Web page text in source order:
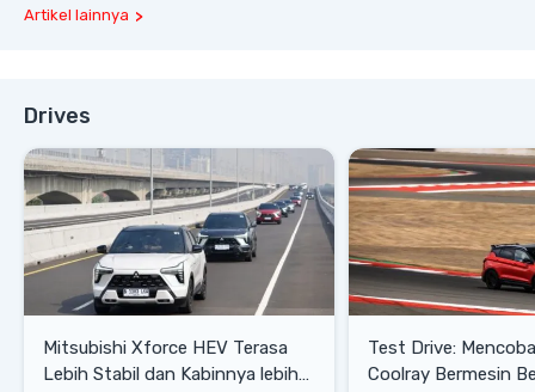
Artikel lainnya
Drives
Mitsubishi Xforce HEV Terasa
Lebih Stabil dan Kabinnya lebih
Test Drive: Mencoba Geely
Coolray Bermesin